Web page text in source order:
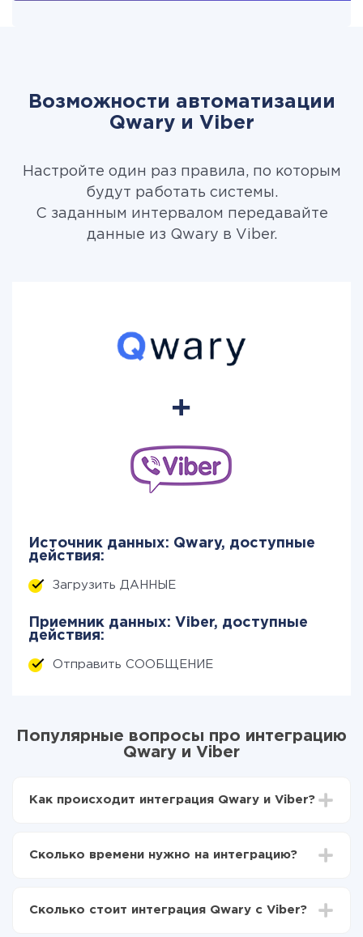
Возможности автоматизации
Qwary и Viber
Настройте один раз правила, по которым
будут работать системы.
С заданным интервалом передавайте
данные из Qwary в Viber.
Источник данных: Qwary, доступные
действия:
Загрузить ДАННЫЕ
Приемник данных: Viber, доступные
действия:
Отправить СООБЩЕНИЕ
Популярные вопросы про интеграцию
Qwary и Viber
Как происходит интеграция Qwary и Viber?
Выбираете какие данные передавать из Qwary в
передаваться из Qwary в Viber
Сколько времени нужно на интеграцию?
отличаться и составлять от 5-ти до 30-минут. В
Сколько стоит интеграция Qwary с Viber?